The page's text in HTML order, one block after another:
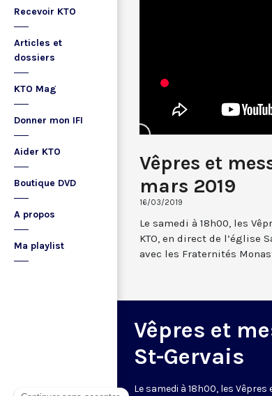
Recevoir KTO
Articles et
dossiers
KTO Mag
Donner mon IFI
Aider KTO
Boutique DVD
A propos
Ma playlist
Vêpres et
mars 2019
16/03/2019
Le samedi à 18h00, les
KTO, en direct de l’église
avec les Fraternités
Vêpres et
St-Gervais
Le samedi à 18h00, les Vêpres